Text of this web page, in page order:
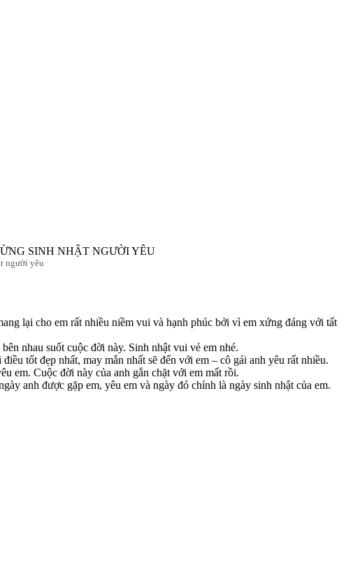
người yêu
lại cho em rất nhiều niềm vui và hạnh phúc bởi vì em xứng đáng với tất
nhau suốt cuộc đời này. Sinh nhật vui vẻ em nhé.
tốt đẹp nhất, may mắn nhất sẽ đến với em – cô gái anh yêu rất nhiều.
em. Cuộc đời này của anh gắn chặt với em mất rồi.
anh được gặp em, yêu em và ngày đó chính là ngày sinh nhật của em.